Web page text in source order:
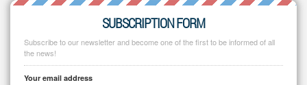
SUBSCRIPTION FORM
Subscribe to our newsletter and become one of the first to be informed of all
the news!
Your email address